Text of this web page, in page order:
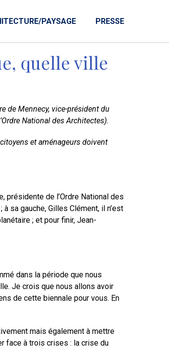
PAYSAGE PRESSE
quelle ville
de Mennecy, vice-président du
National des Architectes).
et aménageurs doivent
présidente de l’Ordre National des
sa gauche, Gilles Clément, il n’est
; et pour finir, Jean-
dans la période que nous
Je crois que nous allons avoir
de cette biennale pour vous. En
mais également à mettre
face à trois crises : la crise du